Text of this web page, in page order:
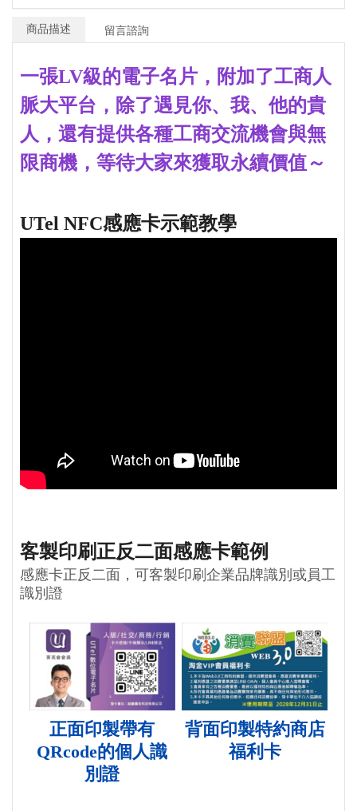
商品描述 留言諮詢
一張LV級的電子名片，附加了工商人
脈大平台，除了遇見你、我、他的貴
人，還有提供各種工商交流機會與無
限商機，等待大家來獲取永續價值～
UTel NFC感應卡示範教學
客製印刷正反二面感應卡範例
感應卡正反二面，可客製印刷企業品牌識別或員工
識別證
正面印製帶有
QRcode的個人識
別證
背面印製特約商店
福利卡